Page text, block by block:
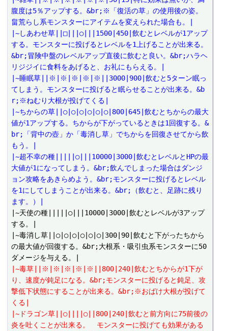
腹度は5％アップする。&br;※「復活の草」の使用後の姿。
畠荒らし系モンスターにアイテムを変えられた場合も。|
|~しあわせ草||□|||○|||1500|450|飲むとレベルが1アップ
する。モンスターに投げるとレベルを1上げることが出来る。
&br;冒険中盤のレベルアップ直後に飲むと良い。&br;ハラヘ
リジジイに食料をあげると、お礼にもらえる。|
|~睡眠草||※|※|※|※|※||3000|900|飲むと5ターン眠っ
てしまう。モンスターに投げると眠らせることが出来る。&b
r;※ねむり大根が投げてくる|
|~ちからの草||○|○|○|○|○|○|800|645|飲むとちからの最大
値が1アップする。ちからが下がっているときは1回復する。&
br;「背中の壺」か「毒消し草」でちからを回復させてから飲
もう。|
|~超不幸の種|||||○|||10000|3000|飲むとレベルとHPの最
大値が1になってしまう。&br;飲んでしまった場合はダンジ
ョン攻略をあきらめよう。&br;モンスターに投げるとレベル
を1にしてしまうことが出来る。&br;（飲むと、足跡に残り
ます。）|
|~天使の種|||||○|||10000|3000|飲むとレベルが3アップ
する。|
|~毒消し草||○|○|○|○|○|○|300|90|飲むと下がったちから
の最大値が回復する。&br;大根系・吸引虫系モンスターに50
|~毒草||※|※|※|※|※||800|240|飲むとちからが1下が
り、速度が鈍足になる。&br;モンスターに投げると鈍足、攻
撃低下状態にすることが出来る。&br;※おばけ大根が投げて
くる|
|~ドラゴン草||○||||○||800|240|飲むと前方向に75前後の
炎を吐くことが出来る。　モンスターに投げても効果がある